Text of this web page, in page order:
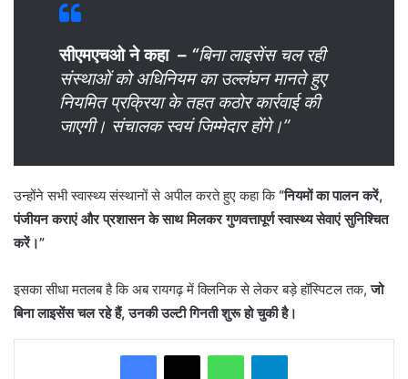
सीएमएचओ ने कहा – “बिना लाइसेंस चल रही
संस्थाओं को अधिनियम का उल्लंघन मानते हुए
नियमित प्रक्रिया के तहत कठोर कार्रवाई की
जाएगी। संचालक स्वयं जिम्मेदार होंगे।”
उन्होंने सभी स्वास्थ्य संस्थानों से अपील करते हुए कहा कि“नियमों का पालन करें,
पंजीयन कराएं और प्रशासन के साथ मिलकर गुणवत्तापूर्ण स्वास्थ्य सेवाएं सुनिश्चित
करें।”
इसका सीधा मतलब है कि अब रायगढ़ में क्लिनिक से लेकर बड़े हॉस्पिटल तक, जो
बिना लाइसेंस चल रहे हैं, उनकी उल्टी गिनती शुरू हो चुकी है।
WhatsAppTelegram